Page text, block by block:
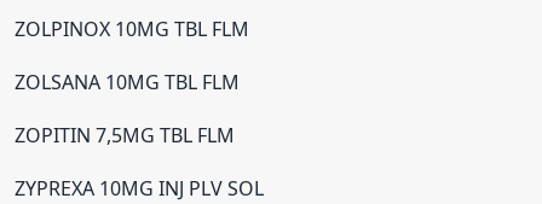
ZOLPINOX 10MG TBL FLM
ZOLSANA 10MG TBL FLM
ZOPITIN 7,5MG TBL FLM
ZYPREXA 10MG INJ PLV SOL